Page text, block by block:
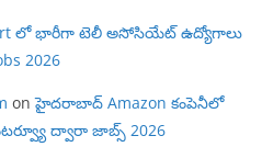
లో భారీగా టెలీ అసోసియేట్ ఉద్యోగాలు
2026
onహైదరాబాద్ Amazon కంపెనీలో
ద్వారా జాబ్స్ 2026